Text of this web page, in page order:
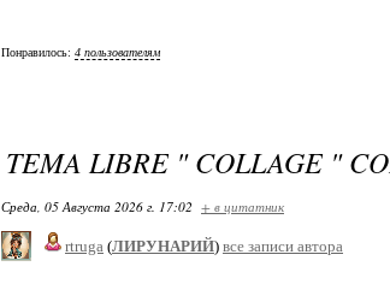
Понравилось: 4 пользователям
TEMA LIBRE " COLLAGE "
Среда, 05 Августа 2026 г. 17:02 + в цитатник
rtruga (ЛИРУНАРИЙ) все записи автора